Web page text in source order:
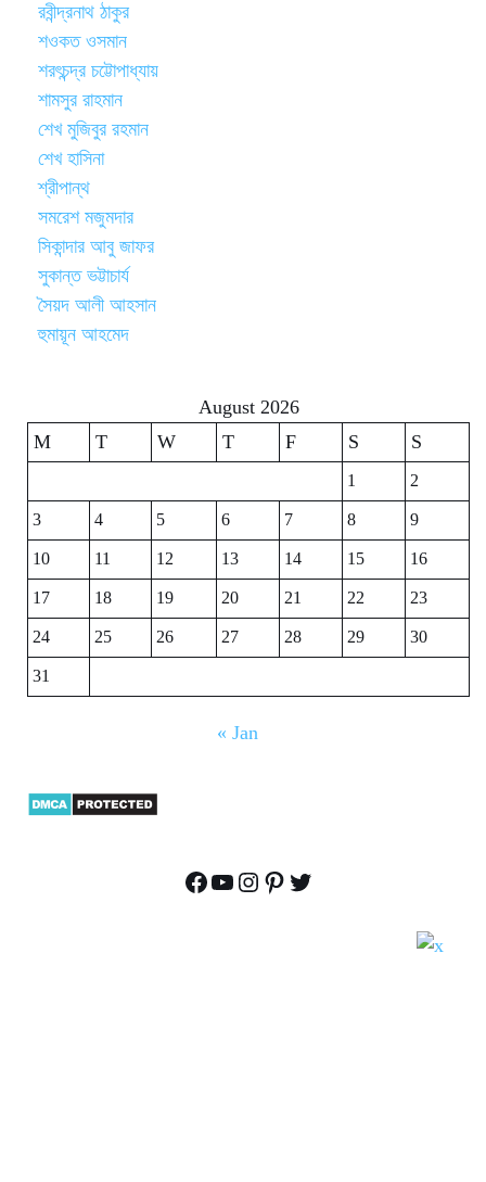
রবীন্দ্রনাথ ঠাকুর
শওকত ওসমান
শরৎচন্দ্র চট্টোপাধ্যায়
শামসুর রাহমান
শেখ মুজিবুর রহমান
শেখ হাসিনা
শ্রীপান্থ
সমরেশ মজুমদার
সিকান্দার আবু জাফর
সুকান্ত ভট্টাচার্য
সৈয়দ আলী আহসান
হুমায়ূন আহমেদ
August 2026
M
T W T F S S
1
2
3
4 5 6 7 8
9
10
11 12 13 14 15
16
17
18 19 20 21 22
23
24
25 26 27 28 29
30
31
« Jan